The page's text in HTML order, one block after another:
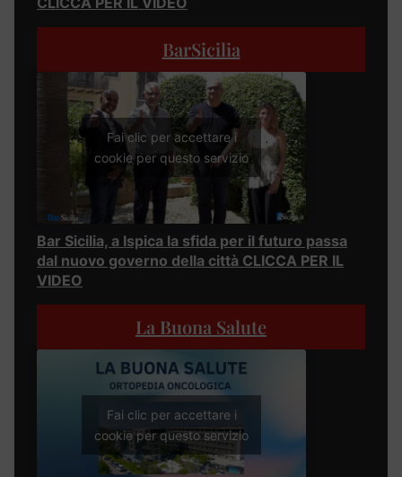
BarSicilia
Fai clic per accettare i
cookie per questo servizio
Bar Sicilia, a Ispica la sfida per il futuro passa
dal nuovo governo della città CLICCA PER IL
VIDEO
La Buona Salute
Fai clic per accettare i
cookie per questo servizio